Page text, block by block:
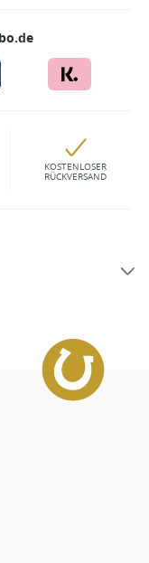
KOSTENLOSER
RÜCKVERSAND